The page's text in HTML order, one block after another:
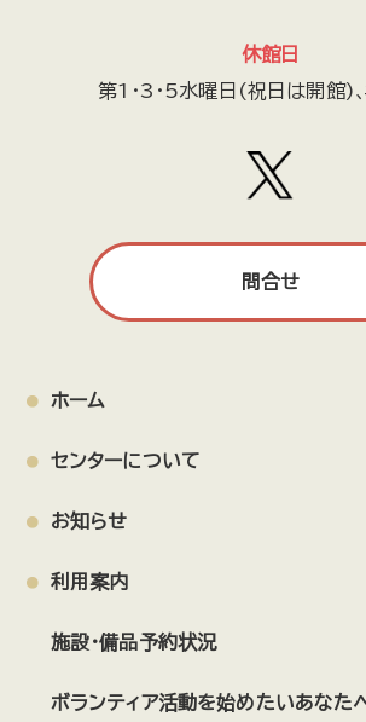
休館日
第1・3・5水曜日(祝日は開館)
問合せ
ホーム
センターについて
お知らせ
利用案内
施設・備品予約状況
ボランティア活動を始めたいあなた